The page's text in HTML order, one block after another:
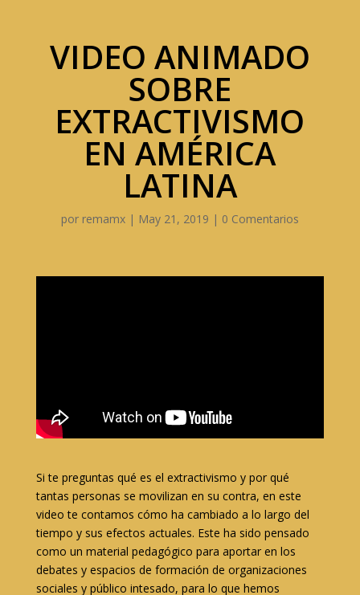
VIDEO ANIMADO
SOBRE
EXTRACTIVISMO
EN AMÉRICA
LATINA
por remamx| May 21, 2019 | 0 Comentarios
Si te preguntas qué es el extractivismo y por qué
tantas personas se movilizan en su contra, en este
video te contamos cómo ha cambiado a lo largo del
tiempo y sus efectos actuales. Este ha sido pensado
como un material pedagógico para aportar en los
debates y espacios de formación de organizaciones
sociales y público intesado, para lo que hemos